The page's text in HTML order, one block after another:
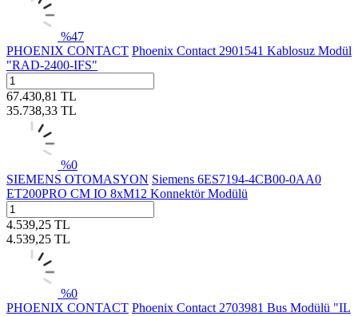
%47
PHOENIX CONTACT Phoenix Contact 2901541 Kablosuz Modül
"RAD-2400-IFS"
67.430,81 TL
35.738,33 TL
%0
SIEMENS OTOMASYON Siemens 6ES7194-4CB00-0AA0
ET200PRO CM IO 8xM12 Konnektör Modülü
4.539,25 TL
4.539,25 TL
%0
PHOENIX CONTACT Phoenix Contact 2703981 Bus Modülü "IL